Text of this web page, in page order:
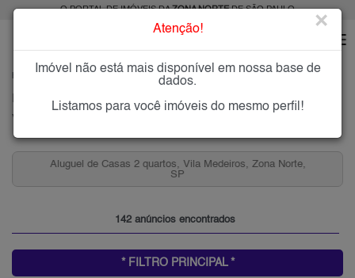
O PORTAL DE IMÓVEIS DAZONA NORTEDE SÃO PAULO
VILA MEDEIROS
Vila Medeiros, Zona Norte
Aluguel de Casas 2 quartos, Vila Medeiros, Zona Norte,
SP
142 anúncios encontrados
* FILTRO PRINCIPAL *
Atenção! ×
Imóvel não está mais disponível em nossa base de
dados.
Listamos para você imóveis do mesmo perfil!